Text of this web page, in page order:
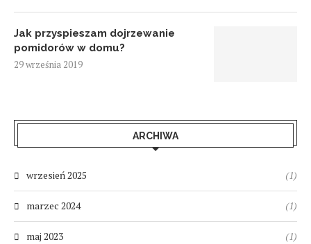
Jak przyspieszam dojrzewanie
pomidorów w domu?
29 września 2019
ARCHIWA
wrzesień 2025 (1)
marzec 2024 (1)
maj 2023 (1)